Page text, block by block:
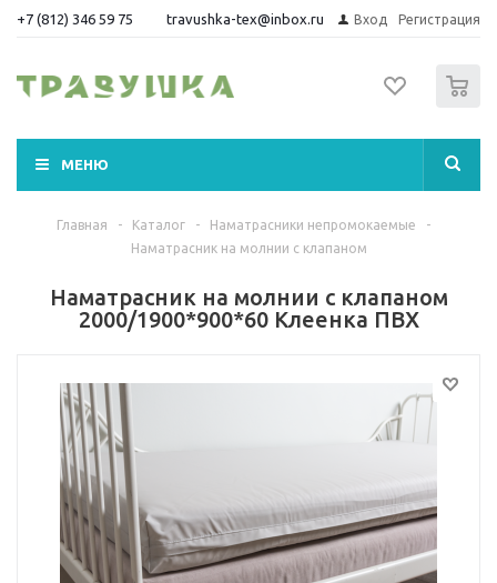
+7 (812) 346 59 75 travushka-tex@inbox.ru Вход Регистрация
МЕНЮ
Главная - Каталог - Наматрасники непромокаемые
-
Наматрасник на молнии с клапаном
Наматрасник на молнии с клапаном
2000/1900*900*60 Клеенка ПВХ